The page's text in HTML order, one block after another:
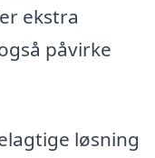
ekstra
påvirke
løsning